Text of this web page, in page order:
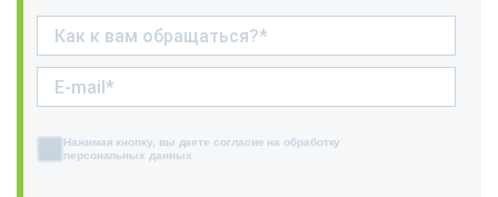
Нажимая кнопку, вы даете согласие на обработку
персональных данных